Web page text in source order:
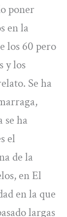
poner
en la
los 60 pero
y los
Se ha
se ha
el
de la
en El
en la que
largas